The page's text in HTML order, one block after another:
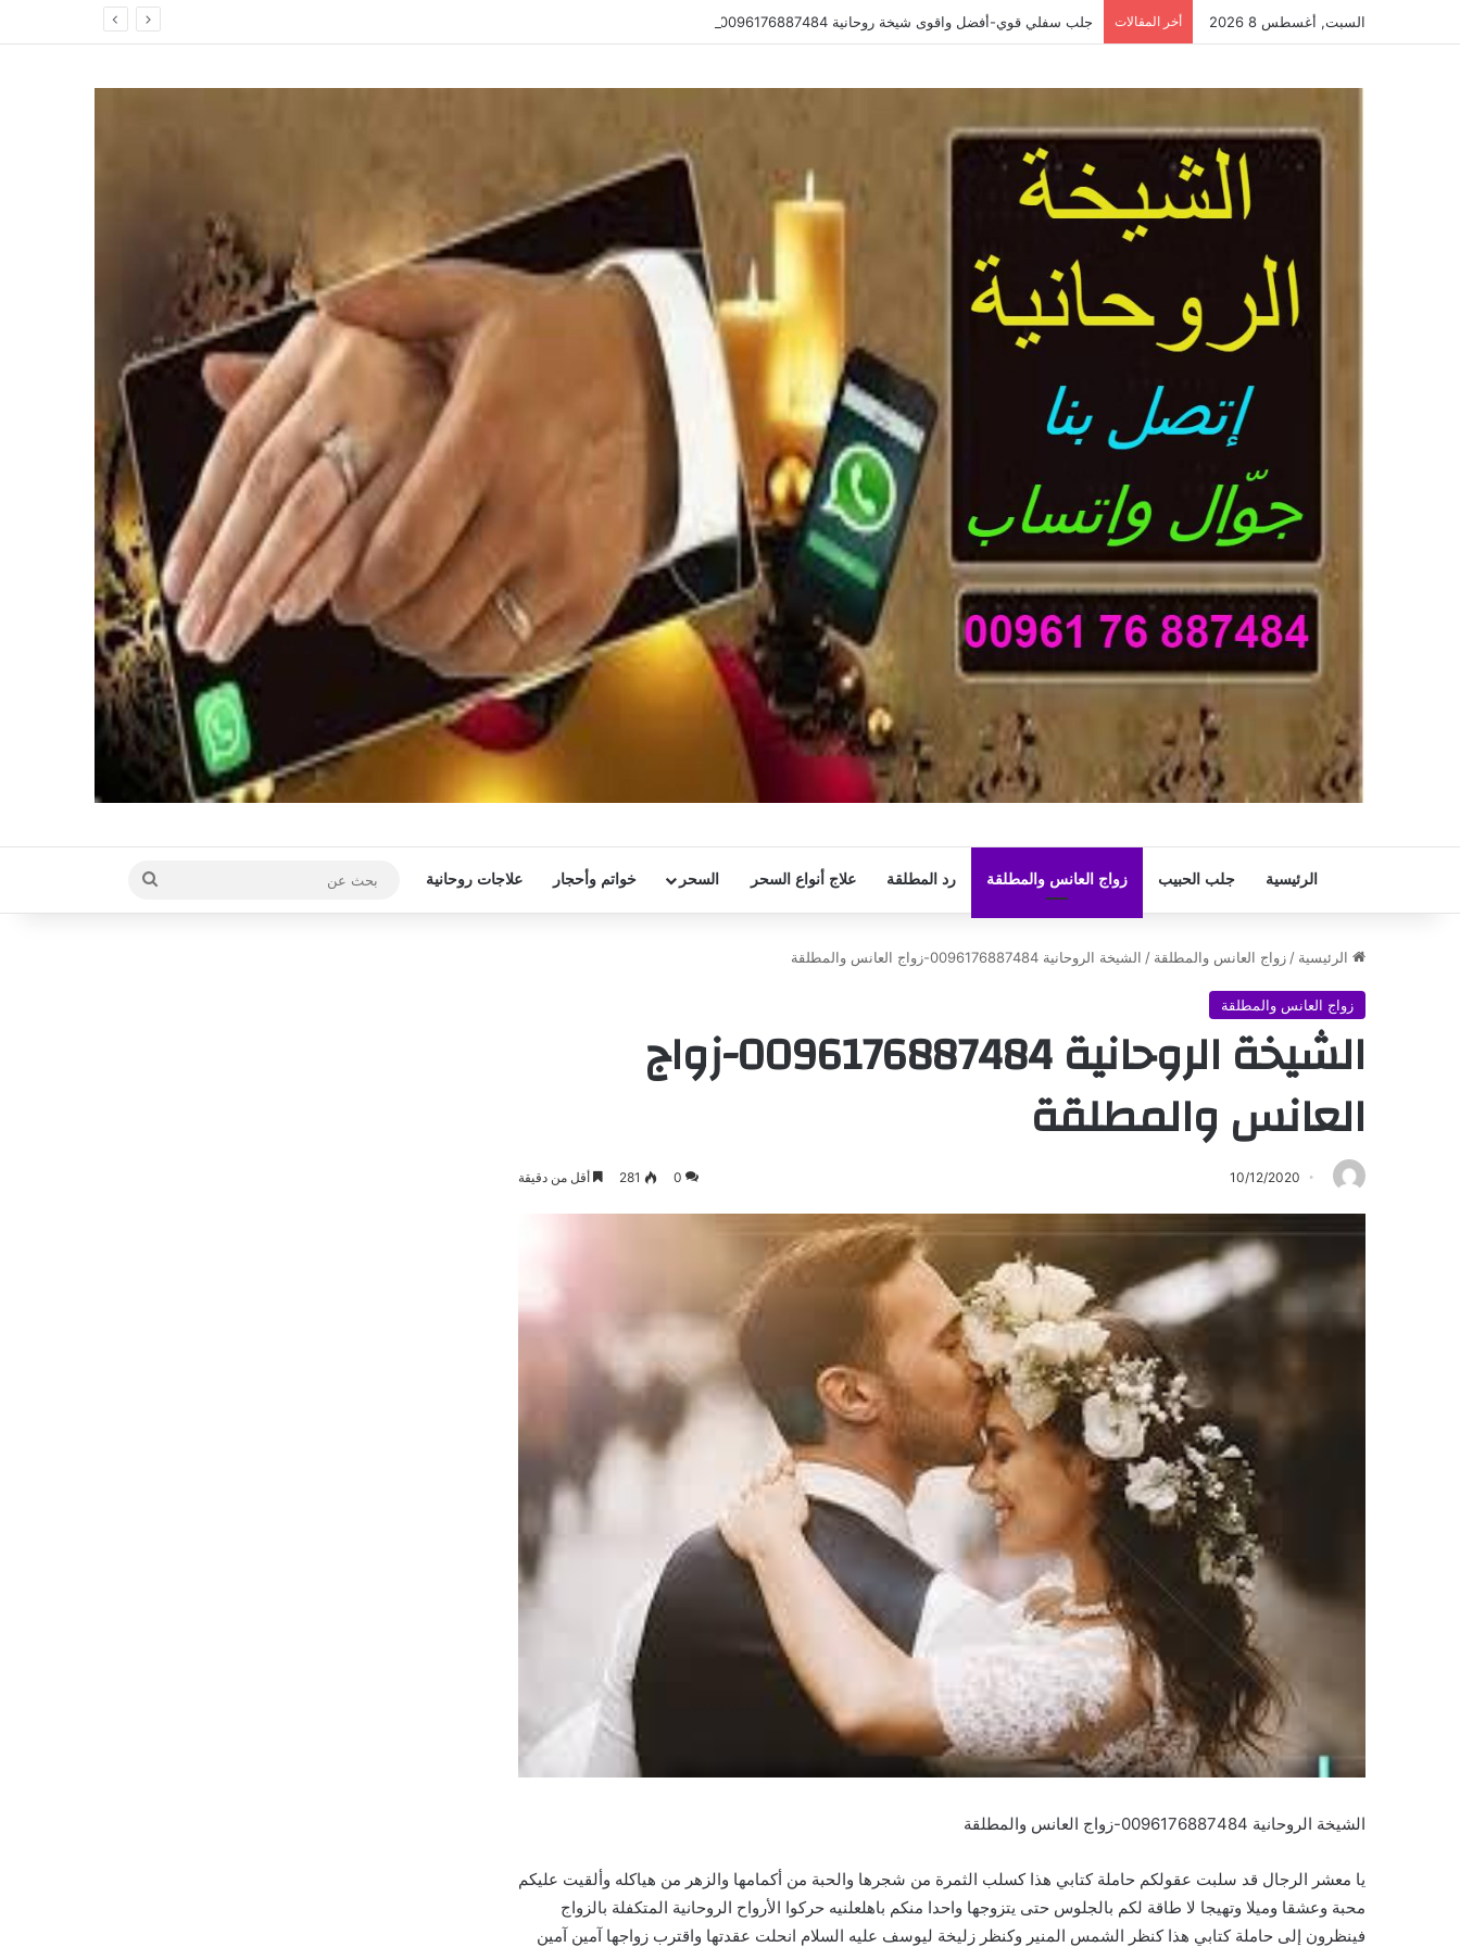
السبت, أغسطس 8 2026 أخر المقالات جلب سفلي قوي-أفضل واقوى شيخة روحانية 0096176887484
الرئيسية جلب الحبيب زواج العانس والمطلقة رد المطلقة علاج أنواع السحر السحر خواتم وأحجار علاجات روحانية
عن
الرئيسية / زواج العانس والمطلقة / الشيخة الروحانية 0096176887484-زواج العانس والمطلقة
زواج العانس والمطلقة
الشيخة الروحانية 0096176887484-زواج
العانس والمطلقة
10/12/2020
0
281 أقل من دقيقة
الشيخة الروحانية 0096176887484-زواج العانس والمطلقة
يا معشر الرجال قد سلبت عقولكم حاملة كتابي هذا كسلب الثمرة من شجرها والحبة من أكمامها والزهر من هياكله وألقيت عليكم
محبة وعشقا وميلا وتهيجا لا طاقة لكم بالجلوس حتى يتزوجها واحدا منكم باهلعلنيه حركوا الأرواح الروحانية المتكفلة بالزواج
فينظرون إلى حاملة كتابي هذا كنظر الشمس المنير وكنظر زليخة ليوسف عليه السلام انحلت عقدتها واقترب زواجها آمين آمين